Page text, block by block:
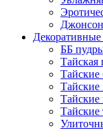
Декоративные
ББ
Тайская
Тайские
Тайские
Тайские